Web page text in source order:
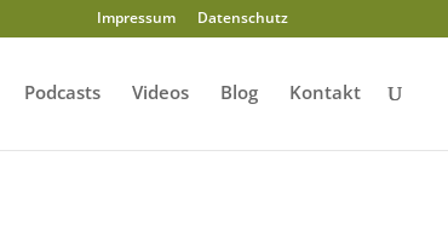
Impressum Datenschutz
Podcasts Videos Blog Kontakt